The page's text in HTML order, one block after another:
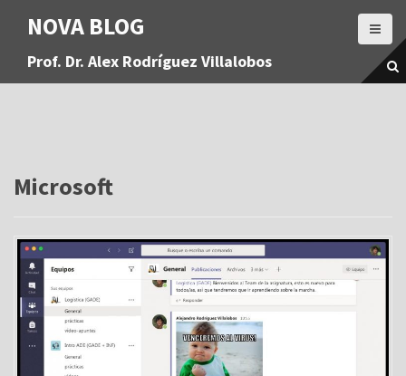
a
NOVA BLOG
Prof. Dr. Alex Rodríguez Villalobos
Microsoft